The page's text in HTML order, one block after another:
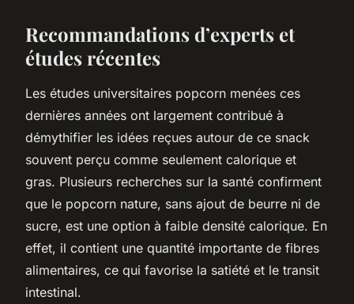
Recommandations d’experts et
études récentes
Les études universitaires popcorn menées ces
dernières années ont largement contribué à
démythifier les idées reçues autour de ce snack
souvent perçu comme seulement calorique et
gras. Plusieurs recherches sur la santé confirment
que le popcorn nature, sans ajout de beurre ni de
sucre, est une option à faible densité calorique. En
effet, il contient une quantité importante de fibres
alimentaires, ce qui favorise la satiété et le transit
intestinal.